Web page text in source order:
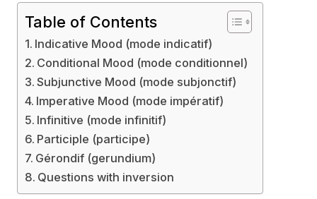
Table of Contents
Indicative Mood (mode indicatif)
Conditional Mood (mode conditionnel)
Subjunctive Mood (mode subjonctif)
Imperative Mood (mode impératif)
Infinitive (mode infinitif)
Participle (participe)
Gérondif (gerundium)
Questions with inversion